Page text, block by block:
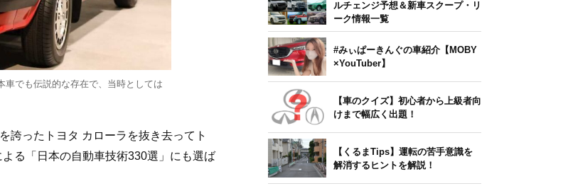
でも伝説的な存在で、当時としては
誇ったトヨタ カローラを抜き去ってト
る「日本の自動車技術330選」にも選ば
ルチェンジ予想＆新車スクープ・リ
ーク情報一覧
#みぃぱーきんぐの車紹介【MOBY
×YouTuber】
【車のクイズ】初心者から上級者向
けまで幅広く出題！
【くるまTips】運転の苦手意識を
解消するヒントを解説！